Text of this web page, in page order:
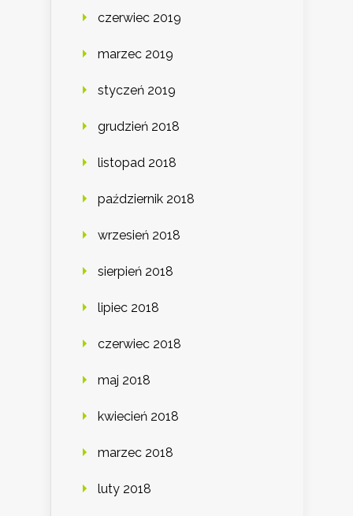
czerwiec 2019
marzec 2019
styczeń 2019
grudzień 2018
listopad 2018
październik 2018
wrzesień 2018
sierpień 2018
lipiec 2018
czerwiec 2018
maj 2018
kwiecień 2018
marzec 2018
luty 2018